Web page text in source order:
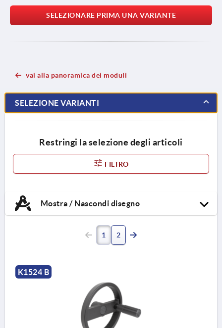
SELEZIONARE PRIMA UNA VARIANTE
vai alla panoramica dei moduli
SELEZIONE VARIANTI
Restringi la selezione degli articoli
FILTRO
Mostra / Nascondi disegno
1 2
K1524 B